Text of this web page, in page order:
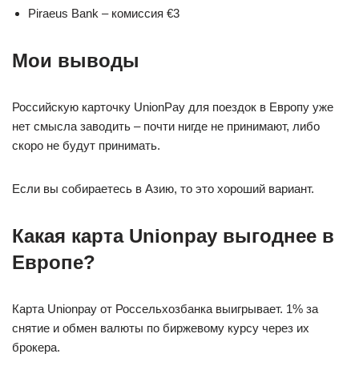
Piraeus Bank – комиссия €3
Мои выводы
Российскую карточку UnionPay для поездок в Европу уже
нет смысла заводить – почти нигде не принимают, либо
скоро не будут принимать.
Если вы собираетесь в Азию, то это хороший вариант.
Какая карта Unionpay выгоднее в
Европе?
Карта Unionpay от Россельхозбанка выигрывает. 1% за
снятие и обмен валюты по биржевому курсу через их
брокера.